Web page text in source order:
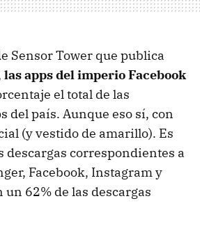
Sensor Tower que publica
las apps del imperio Facebook
el total de las
del país. Aunque eso sí, con
(y vestido de amarillo). Es
descargas correspondientes a
Facebook, Instagram y
62% de las descargas